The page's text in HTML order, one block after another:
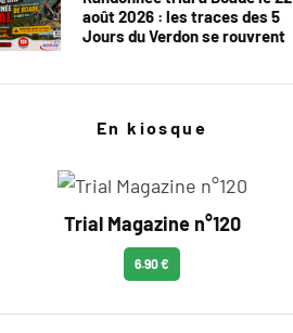
août 2026 : les traces des 5
Jours du Verdon se rouvrent
En kiosque
Trial Magazine n°120
6.90 €